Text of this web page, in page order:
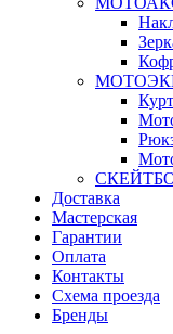
Доставка
Мастерская
Гарантии
Оплата
Контакты
Схема проезда
Бренды